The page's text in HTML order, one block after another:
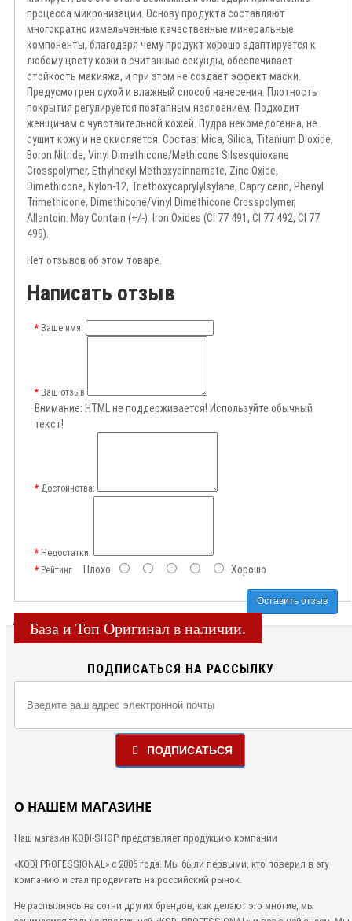
процесса микронизации. Основу продукта составляют
многократно измельченные качественные минеральные
компоненты, благодаря чему продукт хорошо адаптируется к
любому цвету кожи в считанные секунды, обеспечивает
стойкость макияжа, и при этом не создает эффект маски.
Предусмотрен сухой и влажный способ нанесения. Плотность
покрытия регулируется поэтапным наслоением. Подходит
женщинам с чувствительной кожей. Пудра некомедогенна, не
сушит кожу и не окисляется. Состав: Mica, Silica, Titanium Dioxide,
Boron Nitride, Vinyl Dimethicone/Methicone Silsesquioxane
Crosspolymer, Ethylhexyl Methoxycinnamate, Zinc Oxide,
Dimethicone, Nylon-12, Triethoxycaprylylsylane, Capry cerin, Phenyl
Trimethicone, Dimethicone/Vinyl Dimethicone Crosspolymer,
Allantoin. May Contain (+/-): Iron Oxides (CI 77 491, CI 77 492, CI 77
499).
Нет отзывов об этом товаре.
Написать отзыв
Ваше имя:
Ваш отзыв
Внимание: HTML не поддерживается! Используйте обычный
текст!
Достоинства:
Недостатки:
РейтингПлохо Хорошо
Оставить отзыв
База и Топ Оригинал в наличии.
ПОДПИСАТЬСЯ НА РАССЫЛКУ
ПОДПИСАТЬСЯ
О НАШЕМ МАГАЗИНЕ
Наш магазин KODI-SHOP представляет продукцию компании
«KODI PROFESSIONAL» с 2006 года. Мы были первыми, кто поверил в эту
компанию и стал продвигать на российский рынок.
Не распыляясь на сотни других брендов, как делают это многие, мы